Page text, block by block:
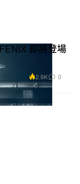
即將登場
2.9K 0